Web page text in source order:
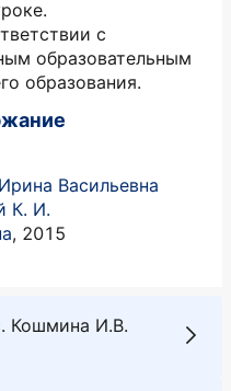
Кошмина И.В.
с
образовательным
образования.
Васильевна
К. И.
, 2015